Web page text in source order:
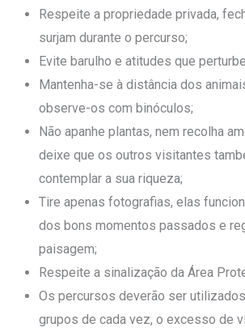
Respeite a propriedade privada,
surjam durante o percurso;
Evite barulho e atitudes que
Mantenha-se à distância dos
observe-os com binóculos;
Não apanhe plantas, nem recolha
deixe que os outros visitantes
contemplar a sua riqueza;
Tire apenas fotografias, elas
dos bons momentos passados e
paisagem;
Respeite a sinalização da Área
Os percursos deverão ser
grupos de cada vez, o excesso de